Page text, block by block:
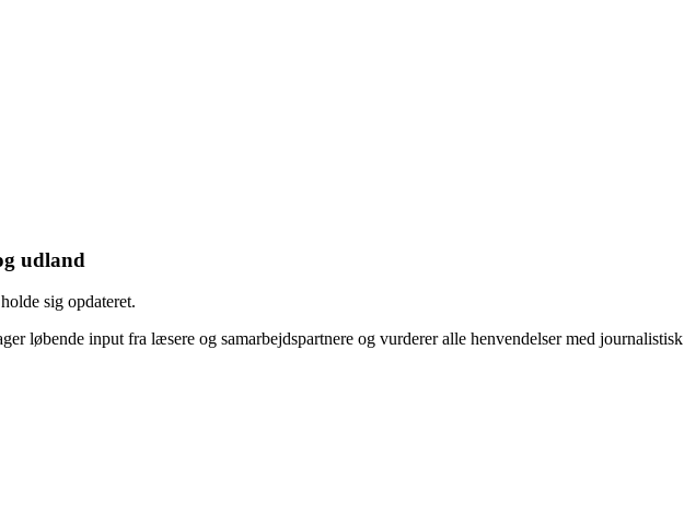
udland
sig opdateret.
løbende input fra læsere og samarbejdspartnere og vurderer alle henvendelser med journalistisk